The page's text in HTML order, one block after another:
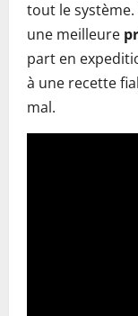
tout le
une meilleure
part en
à une recette
mal.